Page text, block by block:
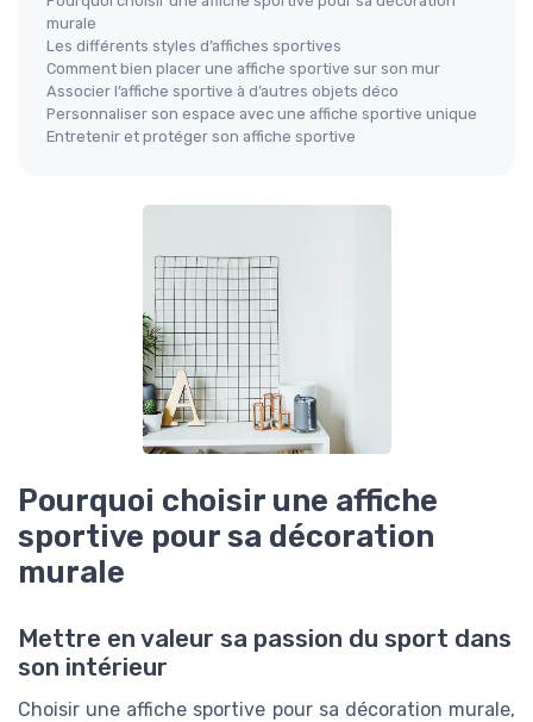
murale
Les différents styles d’affiches sportives
Comment bien placer une affiche sportive sur son mur
Associer l’affiche sportive à d’autres objets déco
Personnaliser son espace avec une affiche sportive unique
Entretenir et protéger son affiche sportive
Pourquoi choisir une affiche
sportive pour sa décoration
murale
Mettre en valeur sa passion du sport dans
son intérieur
Choisir une affiche sportive pour sa décoration murale,